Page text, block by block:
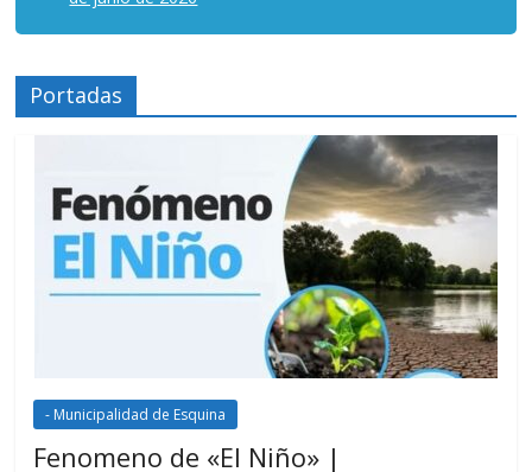
Portadas
- Municipalidad de Esquina
Fenomeno de «El Niño» |